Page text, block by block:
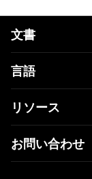
文書
言語
リソース
お問い合わせ